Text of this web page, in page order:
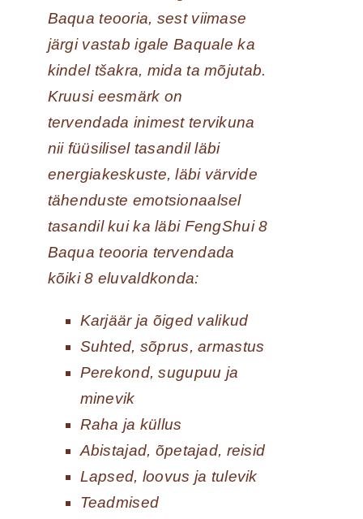
Baqua teooria, sest viimase
järgi vastab igale Baquale ka
kindel tšakra, mida ta mõjutab.
Kruusi eesmärk on
tervendada inimest tervikuna
nii füüsilisel tasandil läbi
energiakeskuste, läbi värvide
tähenduste emotsionaalsel
tasandil kui ka läbi FengShui 8
Baqua teooria tervendada
kõiki 8 eluvaldkonda:
Karjäär ja õiged valikud
Suhted, sõprus, armastus
Perekond, sugupuu ja
minevik
Raha ja küllus
Abistajad, õpetajad, reisid
Lapsed, loovus ja tulevik
Teadmised